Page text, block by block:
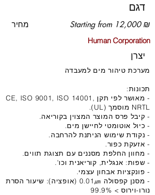
דגם
מחיר Starting from 12,000 ₪
Human Corporation
יצרן
מערכת טיהור מים למעבדה
תכונות:
- מאושר לפי תקן CE, ISO 9001, ISO 14001,
NRTL מוסמך (UL).
- קיבל פרס המוצר המצוין בקוריאה.
- כיול אוטומטי לחיישן מים.
- נקודת שימוש הניתנת להרחבה.
- אזעקת כפור.
- מחוון החלפת מסננים עם תצוגת תווים.
- שפות: אנגלית, קוריאנית וכו'.
- פונקציות אבחון עצמי.
- מסנן קפסולה 0.01㎛ (אופציה): שיעור הסרת
נורו-וירוס > 99.9%